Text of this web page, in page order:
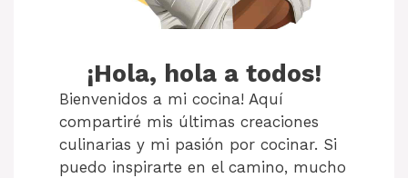
¡Hola, hola a todos!
Bienvenidos a mi cocina! Aquí
compartiré mis últimas creaciones
culinarias y mi pasión por cocinar. Si
puedo inspirarte en el camino, mucho